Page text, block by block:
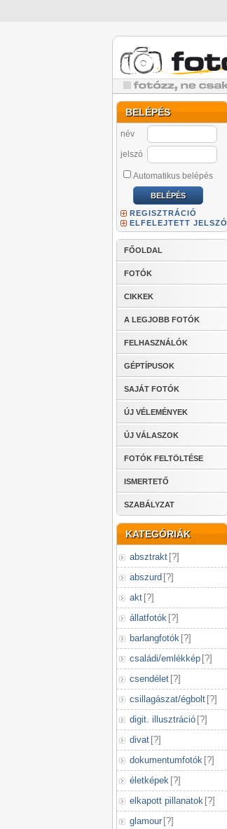
BELÉPÉS
név
jelszó
Automatikus belépés
REGISZTRÁCIÓ
ELFELEJTETT JELSZÓ
FŐOLDAL
FOTÓK
CIKKEK
A LEGJOBB FOTÓK
FELHASZNÁLÓK
GÉPTÍPUSOK
SAJÁT FOTÓK
ÚJ VÉLEMÉNYEK
ÚJ VÁLASZOK
FOTÓK FELTÖLTÉSE
ISMERTETŐ
SZABÁLYZAT
KATEGÓRIÁK
absztrakt [?]
abszurd [?]
akt [?]
állatfotók [?]
barlangfotók [?]
családi/emlékkép [?]
csendélet [?]
csillagászat/égbolt [?]
digit. illusztráció [?]
divat [?]
dokumentumfotók [?]
életképek [?]
elkapott pillanatok [?]
glamour [?]